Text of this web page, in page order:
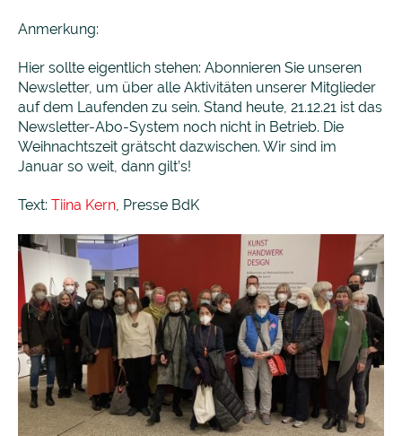
Anmerkung:
Hier sollte eigentlich stehen: Abonnieren Sie unseren
Newsletter, um über alle Aktivitäten unserer Mitglieder
auf dem Laufenden zu sein. Stand heute, 21.12.21 ist das
Newsletter-Abo-System noch nicht in Betrieb. Die
Weihnachtszeit grätscht dazwischen. Wir sind im
Januar so weit, dann gilt’s!
Text: Tiina Kern, Presse BdK